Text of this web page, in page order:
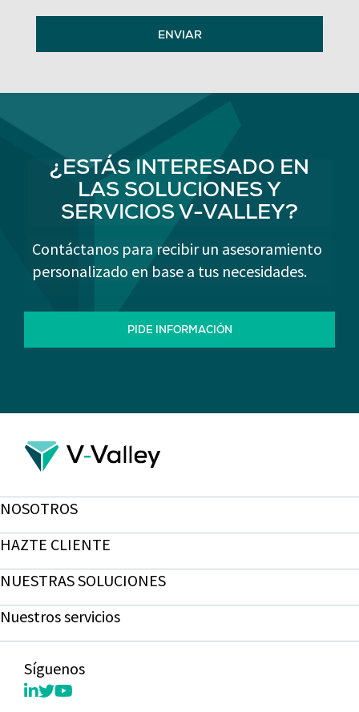
ENVIAR
¿ESTÁS INTERESADO EN
LAS SOLUCIONES Y
SERVICIOS V-VALLEY?
Contáctanos para recibir un asesoramiento
personalizado en base a tus necesidades.
PIDE INFORMACIÓN
NOSOTROS
HAZTE CLIENTE
NUESTRAS SOLUCIONES
Nuestros servicios
Síguenos